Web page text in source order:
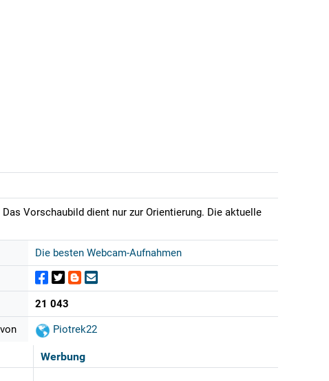
Vorschaubild dient nur zur Orientierung. Die aktuelle
Die besten Webcam-Aufnahmen
21 043
Piotrek22
Werbung